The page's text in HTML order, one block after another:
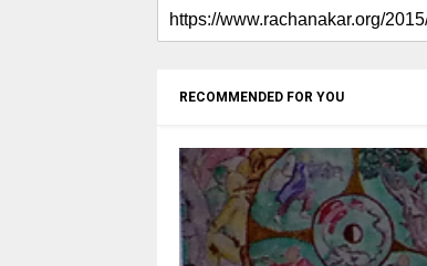
RECOMMENDED FOR YOU